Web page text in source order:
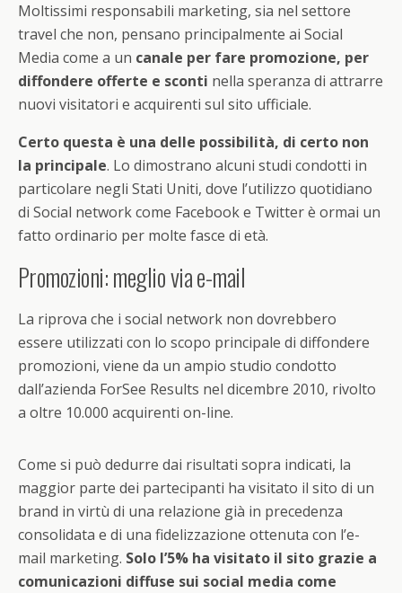
Moltissimi responsabili marketing, sia nel settore
travel che non, pensano principalmente ai Social
Media come a un canale per fare promozione, per
diffondere offerte e sconti nella speranza di attrarre
nuovi visitatori e acquirenti sul sito ufficiale.
Certo questa è una delle possibilità, di certo non
la principale. Lo dimostrano alcuni studi condotti in
particolare negli Stati Uniti, dove l’utilizzo quotidiano
di Social network come Facebook e Twitter è ormai un
fatto ordinario per molte fasce di età.
Promozioni: meglio via e-mail
La riprova che i social network non dovrebbero
essere utilizzati con lo scopo principale di diffondere
promozioni, viene da un ampio studio condotto
dall’azienda ForSee Results nel dicembre 2010, rivolto
a oltre 10.000 acquirenti on-line.
Come si può dedurre dai risultati sopra indicati, la
maggior parte dei partecipanti ha visitato il sito di un
brand in virtù di una relazione già in precedenza
consolidata e di una fidelizzazione ottenuta con l’e-
mail marketing. Solo l’5% ha visitato il sito grazie a
comunicazioni diffuse sui social media come